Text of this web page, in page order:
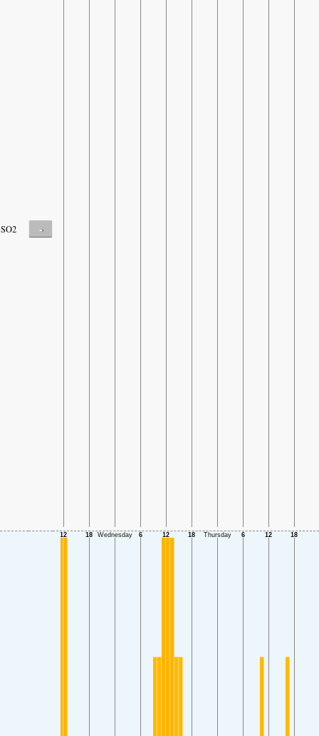
SO2 -